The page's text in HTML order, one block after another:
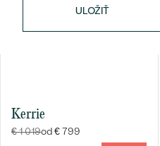
DRUH:
POČET:
ULOŽIŤ
Kerrie
€ 1 019od € 799